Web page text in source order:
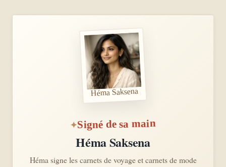
Héma Saksena
Signé de sa main
Héma Saksena
Héma signe les carnets de voyage et carnets de mode